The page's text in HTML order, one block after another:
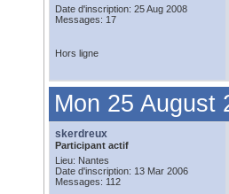
Date d'inscription: 25 Aug 2008
Messages: 17
Hors ligne
Mon 25 August
skerdreux
Participant actif
Lieu: Nantes
Date d'inscription: 13 Mar 2006
Messages: 112